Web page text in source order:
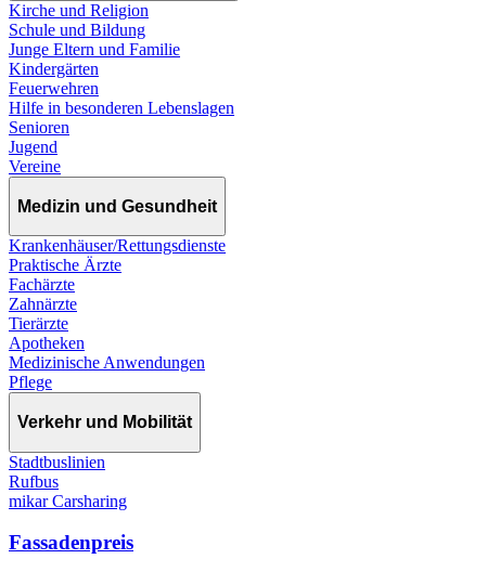
Kirche und Religion
Schule und Bildung
Junge Eltern und Familie
Kindergärten
Feuerwehren
Hilfe in besonderen Lebenslagen
Senioren
Jugend
Vereine
Medizin und Gesundheit
Krankenhäuser/Rettungsdienste
Praktische Ärzte
Fachärzte
Zahnärzte
Tierärzte
Apotheken
Medizinische Anwendungen
Pflege
Verkehr und Mobilität
Stadtbuslinien
Rufbus
mikar Carsharing
Fassadenpreis